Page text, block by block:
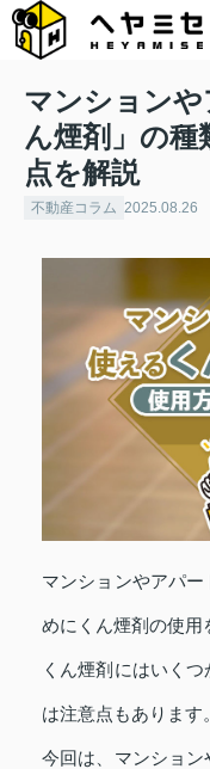
マンションや
ん煙剤」の種
点を解説
不動産コラム 2025.08.26
マンションやアパ
めにくん煙剤の使用
くん煙剤にはいく
は注意点もあります。
今回は、マンショ